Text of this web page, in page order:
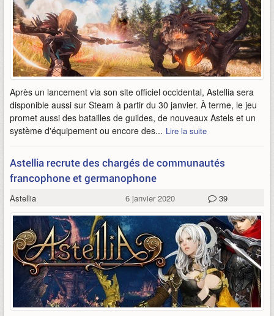
Après un lancement via son site officiel occidental, Astellia sera
disponible aussi sur Steam à partir du 30 janvier. À terme, le jeu
promet aussi des batailles de guildes, de nouveaux Astels et un
système d'équipement ou encore des... Lire la suite
Astellia recrute des chargés de communautés
francophone et germanophone
Astellia 6 janvier 2020 39